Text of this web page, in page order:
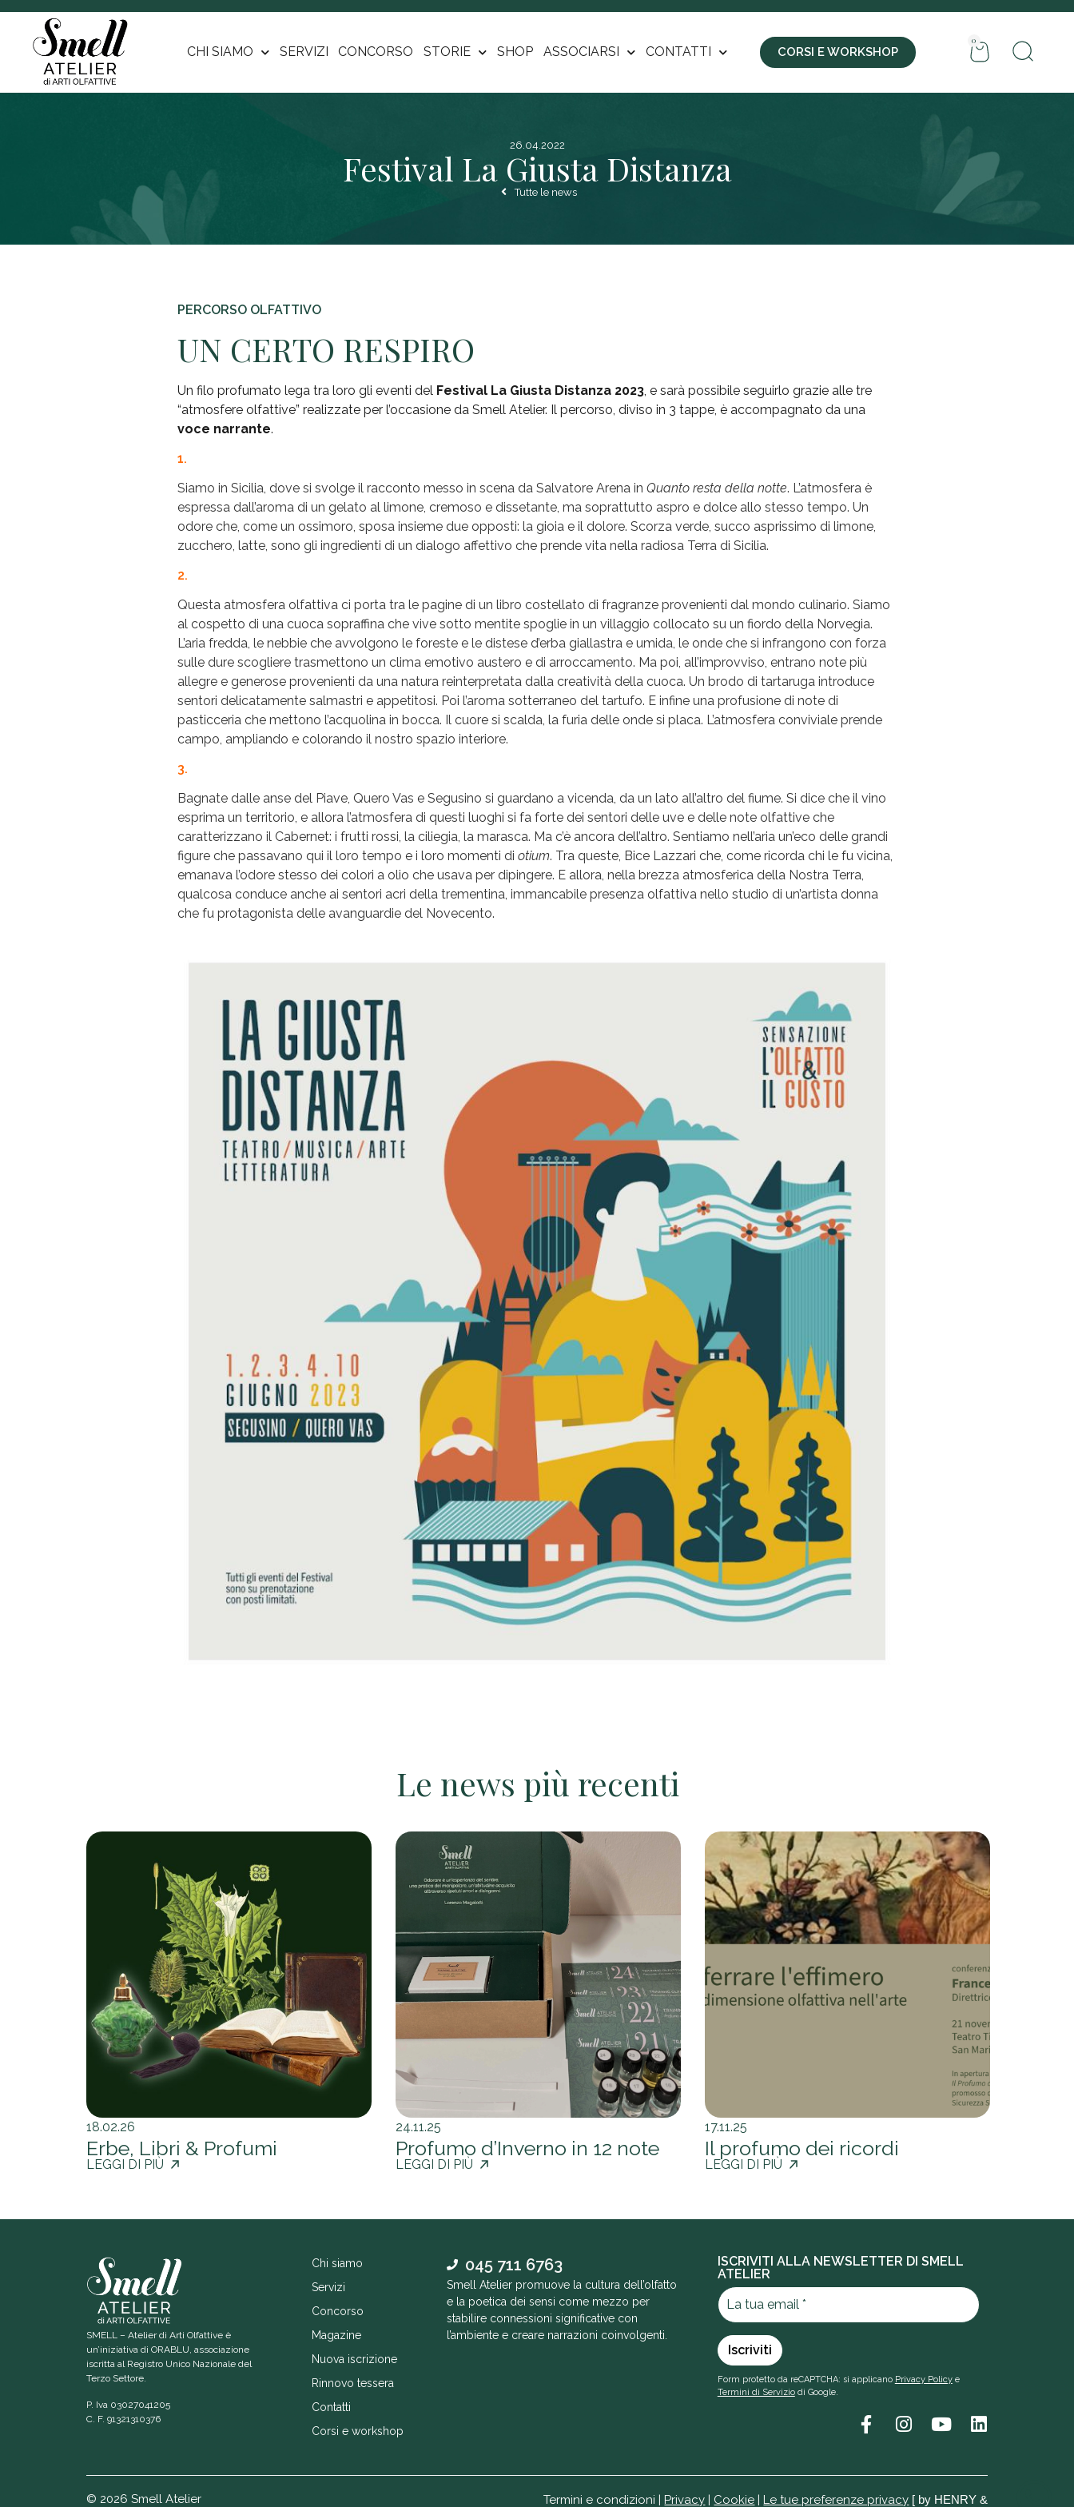
CHI SIAMO SERVIZI CONCORSO STORIE SHOP ASSOCIARSI CONTATTI CORSI E WORKSHOP
0
26.04.2022
Festival La Giusta Distanza
Tutte le news
PERCORSO OLFATTIVO
UN CERTO RESPIRO
Un filo profumato lega tra loro gli eventi del Festival La Giusta Distanza 2023, e sarà possibile seguirlo grazie alle tre
“atmosfere olfattive” realizzate per l’occasione da Smell Atelier. Il percorso, diviso in 3 tappe, è accompagnato da una
voce narrante.
1.
Siamo in Sicilia, dove si svolge il racconto messo in scena da Salvatore Arena in Quanto resta della notte. L’atmosfera è
espressa dall’aroma di un gelato al limone, cremoso e dissetante, ma soprattutto aspro e dolce allo stesso tempo. Un
odore che, come un ossimoro, sposa insieme due opposti: la gioia e il dolore. Scorza verde, succo asprissimo di limone,
zucchero, latte, sono gli ingredienti di un dialogo affettivo che prende vita nella radiosa Terra di Sicilia.
2.
Questa atmosfera olfattiva ci porta tra le pagine di un libro costellato di fragranze provenienti dal mondo culinario. Siamo
al cospetto di una cuoca sopraffina che vive sotto mentite spoglie in un villaggio collocato su un fiordo della Norvegia.
L’aria fredda, le nebbie che avvolgono le foreste e le distese d’erba giallastra e umida, le onde che si infrangono con forza
sulle dure scogliere trasmettono un clima emotivo austero e di arroccamento. Ma poi, all’improvviso, entrano note più
allegre e generose provenienti da una natura reinterpretata dalla creatività della cuoca. Un brodo di tartaruga introduce
sentori delicatamente salmastri e appetitosi. Poi l’aroma sotterraneo del tartufo. E infine una profusione di note di
pasticceria che mettono l’acquolina in bocca. Il cuore si scalda, la furia delle onde si placa. L’atmosfera conviviale prende
campo, ampliando e colorando il nostro spazio interiore.
3.
Bagnate dalle anse del Piave, Quero Vas e Segusino si guardano a vicenda, da un lato all’altro del fiume. Si dice che il vino
esprima un territorio, e allora l’atmosfera di questi luoghi si fa forte dei sentori delle uve e delle note olfattive che
caratterizzano il Cabernet: i frutti rossi, la ciliegia, la marasca. Ma c’è ancora dell’altro. Sentiamo nell’aria un’eco delle grandi
figure che passavano qui il loro tempo e i loro momenti di otium. Tra queste, Bice Lazzari che, come ricorda chi le fu vicina,
emanava l’odore stesso dei colori a olio che usava per dipingere. E allora, nella brezza atmosferica della Nostra Terra,
qualcosa conduce anche ai sentori acri della trementina, immancabile presenza olfattiva nello studio di un’artista donna
che fu protagonista delle avanguardie del Novecento.
Le news più recenti
18.02.26
Erbe, Libri & Profumi
LEGGI DI PIÙ
24.11.25
Profumo d’Inverno in 12 note
LEGGI DI PIÙ
17.11.25
Il profumo dei ricordi
LEGGI DI PIÙ
SMELL – Atelier di Arti Olfattive è
un’iniziativa di ORABLU, associazione
iscritta al Registro Unico Nazionale del
Terzo Settore.
P. Iva 03027041205
C. F. 91321310376
Chi siamo
Servizi
Concorso
Magazine
Nuova iscrizione
Rinnovo tessera
Contatti
Corsi e workshop
045 711 6763
Smell Atelier promuove la cultura dell’olfatto
e la poetica dei sensi come mezzo per
stabilire connessioni significative con
l’ambiente e creare narrazioni coinvolgenti.
ISCRIVITI ALLA NEWSLETTER DI SMELL
ATELIER
Form protetto da reCAPTCHA: si applicano Privacy Policye
Termini di Serviziodi Google.
© 2026 Smell Atelier Termini e condizioni |Privacy | Cookie |Le tue preferenze privacy [ by HENRY &